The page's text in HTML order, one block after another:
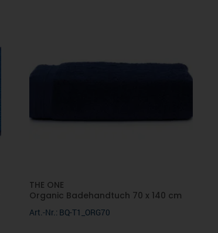
THE ONE
Organic Badehandtuch 70 x 140 cm
Art.-Nr.: BQ-T1_ORG70